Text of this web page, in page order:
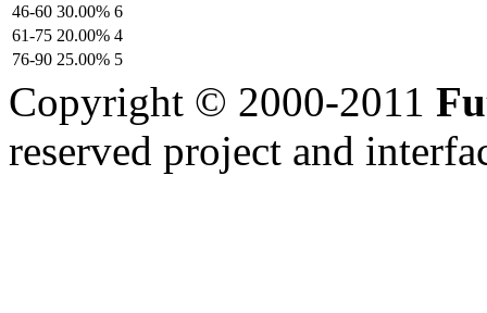
46-60 30.00% 6
61-75 20.00% 4
76-90 25.00% 5
Copyright © 2000-2011
reserved project and